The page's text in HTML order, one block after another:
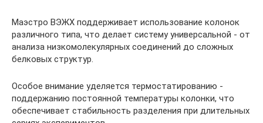
Маэстро ВЭЖХ поддерживает использование колонок
различного типа, что делает систему универсальной - от
анализа низкомолекулярных соединений до сложных
белковых структур.
Особое внимание уделяется термостатированию -
поддержанию постоянной температуры колонки, что
обеспечивает стабильность разделения при длительных